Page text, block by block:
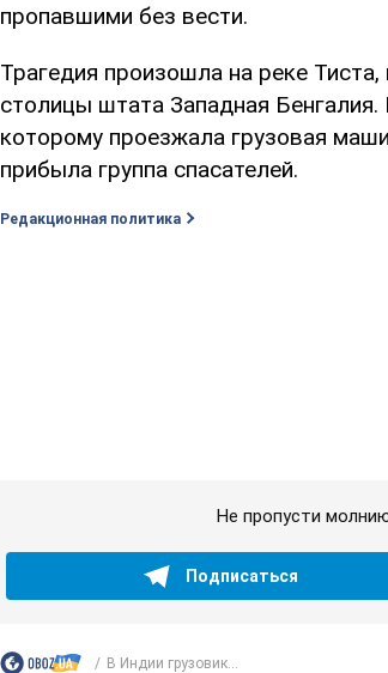
пропавшими без вести.
Трагедия произошла на реке
столицы штата Западная
которому проезжала грузовая
прибыла группа спасателей.
Редакционная политика
Не пропусти
Подписаться
В Индии грузовик...